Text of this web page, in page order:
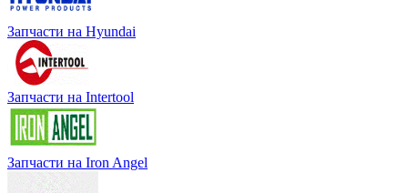
Запчасти на Hyundai
Запчасти на Intertool
Запчасти на Iron Angel